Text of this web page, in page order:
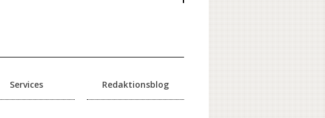
Services Redaktionsblog